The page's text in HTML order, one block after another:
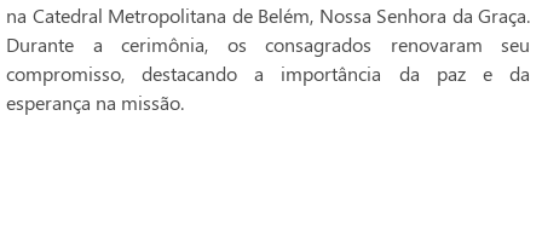
na Catedral Metropolitana de Belém, Nossa Senhora da Graça.
Durante a cerimônia, os consagrados renovaram seu
compromisso, destacando a importância da paz e da
esperança na missão.